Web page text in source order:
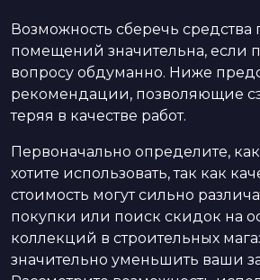
Возможность сберечь
помещений значительна, если
вопросу обдуманно. Ниже
рекомендации, позволяющие
теряя в качестве работ.
Первоначально определите,
хотите использовать, так как
стоимость могут сильно
покупки или поиск скидок на
коллекций в строительных
значительно уменьшить ваши